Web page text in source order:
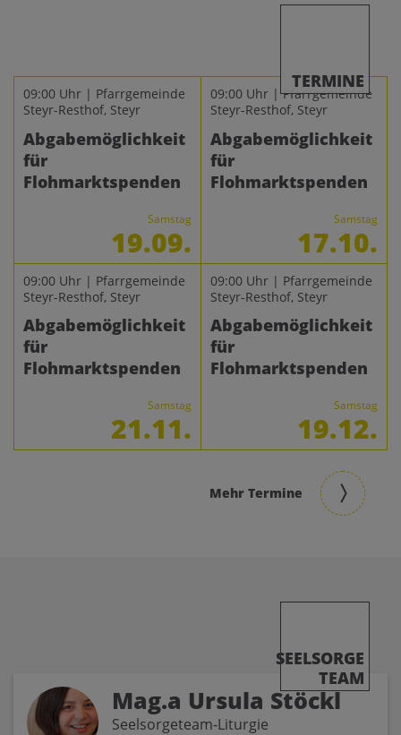
TERMINE
09:00 Uhr | Pfarrgemeinde
Steyr-Resthof, Steyr
Abgabemöglichkeit
für
Flohmarktspenden
Samstag
19.09.
09:00 Uhr | Pfarrgemeinde
Steyr-Resthof, Steyr
Abgabemöglichkeit
für
Flohmarktspenden
Samstag
17.10.
09:00 Uhr | Pfarrgemeinde
Steyr-Resthof, Steyr
Abgabemöglichkeit
für
Flohmarktspenden
Samstag
21.11.
09:00 Uhr | Pfarrgemeinde
Steyr-Resthof, Steyr
Abgabemöglichkeit
für
Flohmarktspenden
Samstag
19.12.
Mehr Termine
SEELSORGE
TEAM
Mag.a Ursula Stöckl
Seelsorgeteam-Liturgie